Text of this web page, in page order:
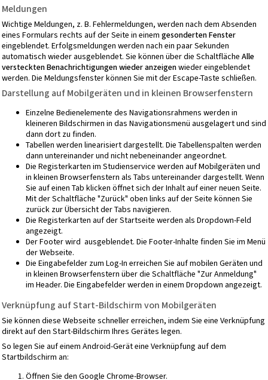
Meldungen
Wichtige Meldungen, z. B. Fehlermeldungen, werden nach dem Absenden
eines Formulars rechts auf der Seite in einem gesonderten Fenster
eingeblendet. Erfolgsmeldungen werden nach ein paar Sekunden
automatisch wieder ausgeblendet. Sie können über die Schaltfläche Alle
versteckten Benachrichtigungen wieder anzeigenwieder eingeblendet
werden. Die Meldungsfenster können Sie mit der Escape-Taste schließen.
Darstellung auf Mobilgeräten und in kleinen Browserfenstern
Einzelne Bedienelemente des Navigationsrahmens werden in
kleineren Bildschirmen in das Navigationsmenü ausgelagert und sind
dann dort zu finden.
Tabellen werden linearisiert dargestellt. Die Tabellenspalten werden
dann untereinander und nicht nebeneinander angeordnet.
Die Registerkarten im Studienservice werden auf Mobilgeräten und
in kleinen Browserfenstern als Tabs untereinander dargestellt. Wenn
Sie auf einen Tab klicken öffnet sich der Inhalt auf einer neuen Seite.
Mit der Schaltfläche "Zurück" oben links auf der Seite können Sie
zurück zur Übersicht der Tabs navigieren.
Die Registerkarten auf der Startseite werden als Dropdown-Feld
angezeigt.
Der Footer wird ausgeblendet. Die Footer-Inhalte finden Sie im Menü
der Webseite.
Die Eingabefelder zum Log-In erreichen Sie auf mobilen Geräten und
in kleinen Browserfenstern über die Schaltfläche "Zur Anmeldung"
im Header. Die Eingabefelder werden in einem Dropdown angezeigt.
Verknüpfung auf Start-Bildschirm von Mobilgeräten
Sie können diese Webseite schneller erreichen, indem Sie eine Verknüpfung
direkt auf den Start-Bildschirm Ihres Gerätes legen.
So legen Sie auf einem Android-Gerät eine Verknüpfung auf dem
Startbildschirm an:
Öffnen Sie den Google Chrome-Browser.